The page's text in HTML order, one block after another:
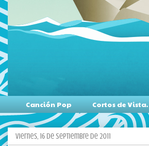
Canción Pop Cortos de Vista.
viernes, 16 de septiembre de 2011